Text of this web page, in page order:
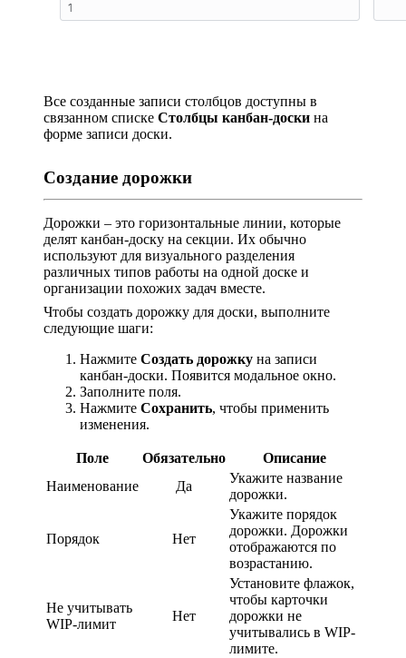
Все созданные записи столбцов доступны в
связанном списке Столбцы канбан-доски на
форме записи доски.
Создание дорожки
Дорожки – это горизонтальные линии, которые
делят канбан-доску на секции. Их обычно
используют для визуального разделения
различных типов работы на одной доске и
организации похожих задач вместе.
Чтобы создать дорожку для доски, выполните
следующие шаги:
Нажмите Создать дорожку на записи
канбан-доски. Появится модальное окно.
Заполните поля.
Нажмите Сохранить, чтобы применить
изменения.
Поле Обязательно
Описание
Наименование
Да
Укажите название
дорожки.
Порядок Нет
Укажите порядок
дорожки. Дорожки
отображаются по
возрастанию.
Не учитывать
WIP-лимит
Нет
Установите флажок,
чтобы карточки
дорожки не
учитывались в WIP-
лимите.